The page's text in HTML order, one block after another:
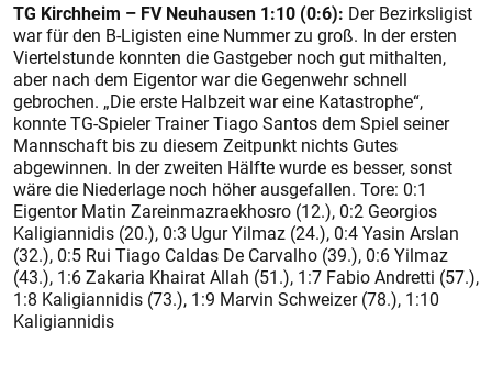
TG Kirchheim – FV Neuhausen 1:10 (0:6): Der Bezirksligist
war für den B-Ligisten eine Nummer zu groß. In der ersten
Viertelstunde konnten die Gastgeber noch gut mithalten,
aber nach dem Eigentor war die Gegenwehr schnell
gebrochen. „Die erste Halbzeit war eine Katastrophe“,
konnte TG-Spieler Trainer Tiago Santos dem Spiel seiner
Mannschaft bis zu diesem Zeitpunkt nichts Gutes
abgewinnen. In der zweiten Hälfte wurde es besser, sonst
wäre die Niederlage noch höher ausgefallen. Tore: 0:1
Eigentor Matin Zareinmazraekhosro (12.), 0:2 Georgios
Kaligiannidis (20.), 0:3 Ugur Yilmaz (24.), 0:4 Yasin Arslan
(32.), 0:5 Rui Tiago Caldas De Carvalho (39.), 0:6 Yilmaz
(43.), 1:6 Zakaria Khairat Allah (51.), 1:7 Fabio Andretti (57.),
1:8 Kaligiannidis (73.), 1:9 Marvin Schweizer (78.), 1:10
Kaligiannidis